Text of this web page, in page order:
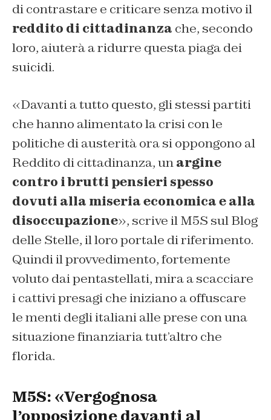
di contrastare e criticare senza motivo il
reddito di cittadinanza che, secondo
loro, aiuterà a ridurre questa piaga dei
suicidi.
«Davanti a tutto questo, gli stessi partiti
che hanno alimentato la crisi con le
politiche di austerità ora si oppongono al
Reddito di cittadinanza, unargine
contro i brutti pensieri spesso
dovuti alla miseria economica e alla
disoccupazione», scrive il M5S sul Blog
delle Stelle, il loro portale di riferimento.
Quindi il provvedimento, fortemente
voluto dai pentastellati, mira a scacciare
i cattivi presagi che iniziano a offuscare
le menti degli italiani alle prese con una
situazione finanziaria tutt’altro che
florida.
M5S: «Vergognosa
l’opposizione davanti al